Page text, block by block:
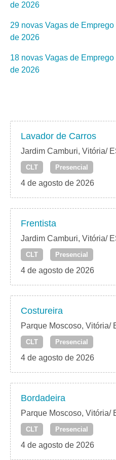
de 2026
29 novas Vagas de
de 2026
18 novas Vagas de
de 2026
Lavador de Carros
Jardim Camburi, Vitória/
CLT Presencial
4 de agosto de 2026
Frentista
Jardim Camburi, Vitória/
CLT Presencial
4 de agosto de 2026
Costureira
Parque Moscoso, Vitória/
CLT Presencial
4 de agosto de 2026
Bordadeira
Parque Moscoso, Vitória/
CLT Presencial
4 de agosto de 2026